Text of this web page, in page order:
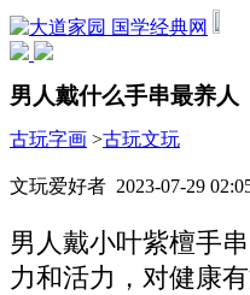
国学经典网
男人戴什么手串最养人
古玩字画 >古玩文玩
文玩爱好者 2023-07-29
男人戴小叶紫檀手
力和活力，对健康